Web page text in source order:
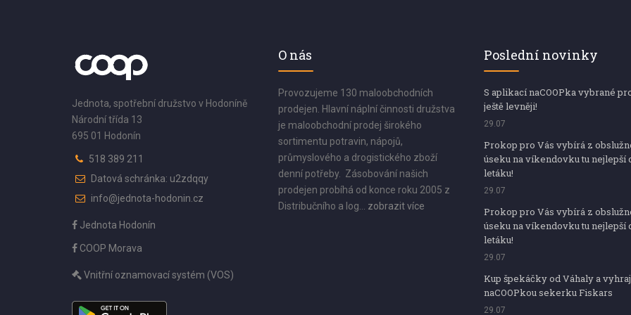
Jednota, spotřební družstvo v Hodoníně
Národní třída 13
695 01 Hodonín
518 389 211
Datová schránka: u2zdqqy
info@jednota-hodonin.cz
Jednota Hodonín
COOP Morava
Vnitřní oznamovací systém (VOS)
O nás
Provozujeme 130 maloobchodních
prodejen. Hlavní náplní činnosti družstva
je maloobchodní prodej širokého
sortimentu potravin, nápojů,
průmyslového a drogistického zboží
denní potřeby. Zásobování našich
prodejen probíhá od konce roku 2005 z
Distribučního a log... zobrazit více
Poslední novinky
S aplikací naCOOPka vybrané
ještě levněji!
29.07
Prokop pro Vás vybírá z
úseku na víkendovku tu nejlepší
letáku!
29.07
Prokop pro Vás vybírá z
úseku na víkendovku tu nejlepší
letáku!
29.07
Kup špekáčky od Váhaly a
naCOOPkou sekerku Fiskars
29.07